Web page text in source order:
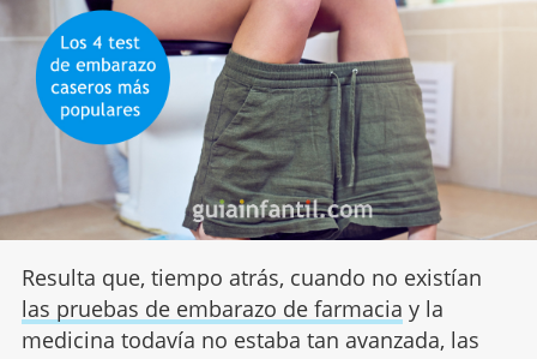
Resulta que, tiempo atrás, cuando no existían
las pruebas de embarazo de farmacia y la
medicina todavía no estaba tan avanzada, las